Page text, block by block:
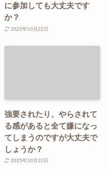
に参加しても大丈夫です
か？
2025年10月22日
強要されたり、やらされて
る感があると全て嫌になっ
てしまうのですが大丈夫で
しょうか？
2025年10月22日